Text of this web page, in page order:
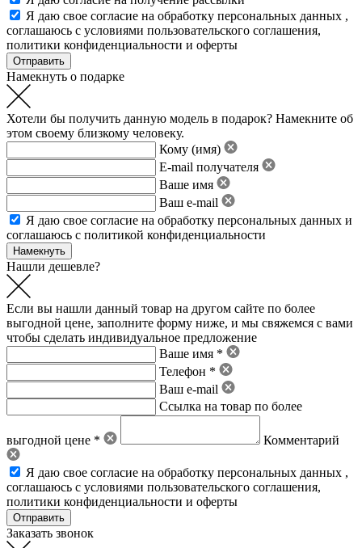
Я даю свое согласие на обработку персональных данных ,
соглашаюсь с условиями пользовательского соглашения,
политики конфиденциальности и оферты
Намекнуть о подарке
Хотели бы получить данную модель в подарок? Намекните об
этом своему близкому человеку.
Кому (имя)
E-mail получателя
Ваше имя
Ваш e-mail
Я даю свое согласие на обработку персональных данных и
соглашаюсь с политикой конфиденциальности
Нашли дешевле?
Если вы нашли данный товар на другом сайте по более
выгодной цене, заполните форму ниже, и мы свяжемся с вами
чтобы сделать индивидуальное предложение
Ваше имя *
Телефон *
Ваш e-mail
Ссылка на товар по более
выгодной цене * Комментарий
Я даю свое согласие на обработку персональных данных ,
соглашаюсь с условиями пользовательского соглашения,
политики конфиденциальности и оферты
Заказать звонок